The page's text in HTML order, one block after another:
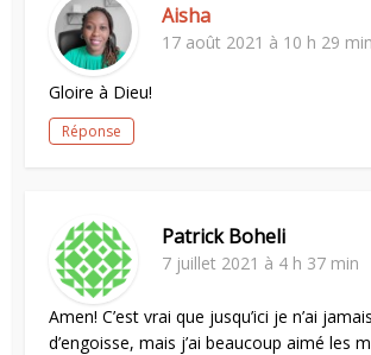
Aisha
17 août 2021 à 10 h 29 min
Gloire à Dieu!
Réponse
Patrick Boheli
7 juillet 2021 à 4 h 37 min
Amen! C’est vrai que jusqu’ici je n’ai
d’engoisse, mais j’ai beaucoup aimé les